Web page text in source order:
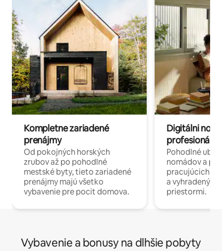
Kompletne zariadené
prenájmy
Od pokojných horských
zrubov až po pohodlné
mestské byty, tieto zariadené
prenájmy majú všetko
vybavenie pre pocit domova.
Digitálni
profesionáli
Pohodlné
nomádov a
pracujúcich
a
priestormi.
Vybavenie a bonusy na dlhšie pobyty